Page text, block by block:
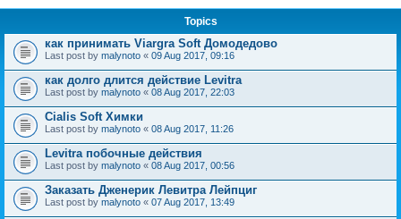
Topics
как принимать Viargra Soft Домодедово
Last post by malynoto « 09 Aug 2017, 09:16
как долго длится действие Levitra
Last post by malynoto « 08 Aug 2017, 22:03
Cialis Soft Химки
Last post by malynoto « 08 Aug 2017, 11:26
Levitra побочные действия
Last post by malynoto « 08 Aug 2017, 00:56
Заказать Дженерик Левитра Лейпциг
Last post by malynoto « 07 Aug 2017, 13:49